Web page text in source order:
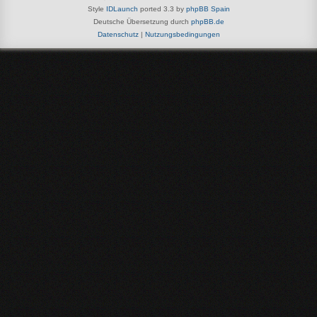
Style IDLaunch ported 3.3 by phpBB Spain
Deutsche Übersetzung durch phpBB.de
Datenschutz| Nutzungsbedingungen